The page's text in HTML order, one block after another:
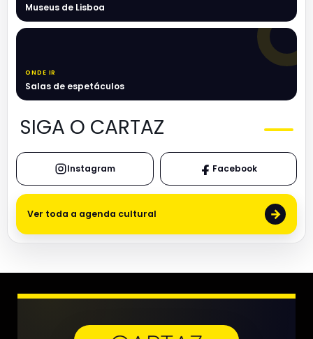
Museus de Lisboa
ONDE IR
Salas de espetáculos
SIGA O CARTAZ
Instagram Facebook
Ver toda a agenda cultural →